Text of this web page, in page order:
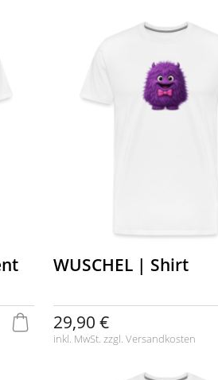
WUSCHEL | Shirt
29,90 €
inkl. MwSt. zzgl. Versandkosten